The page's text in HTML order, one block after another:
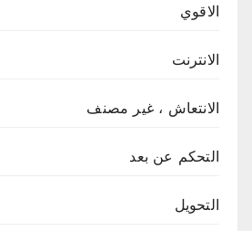
الاقوي
الانترنت
الانتعاش ، غير مصنف
التحكم عن بعد
التحويل